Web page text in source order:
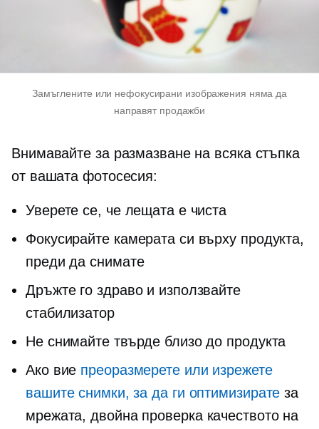
Замъглените или нефокусирани изображения няма да
направят продажби
Внимавайте за размазване на всяка стъпка
от вашата фотосесия:
Уверете се, че лещата е чиста
Фокусирайте камерата си върху продукта,
преди да снимате
Дръжте го здраво и използвайте
стабилизатор
Не снимайте твърде близо до продукта
Ако вие преоразмерете или изрежете
вашите снимки, за да ги оптимизирате за
мрежата,двойна проверкакачеството на